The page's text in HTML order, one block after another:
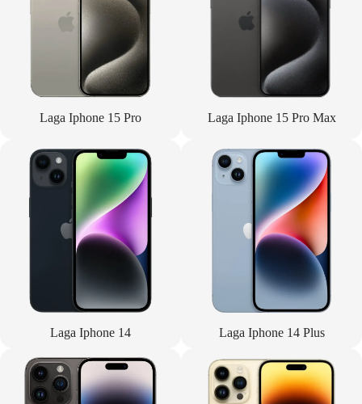
Laga Iphone 15 Pro Laga Iphone 15 Pro Max
Laga Iphone 14 Laga Iphone 14 Plus